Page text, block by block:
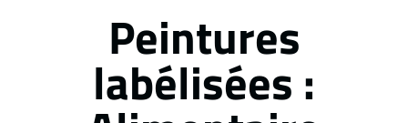
Peintures
labélisées :